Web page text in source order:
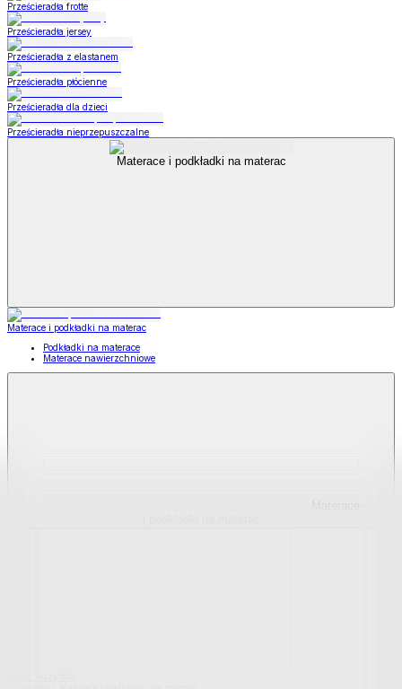
Prześcieradła frotte
Prześcieradła jersey
Prześcieradła z elastanem
Prześcieradła płócienne
Prześcieradła dla dzieci
Prześcieradła nieprzepuszczalne
Materace i podkładki na materac
Materace i podkładki na materac
Podkładki na materace
Materace nawierzchniowe